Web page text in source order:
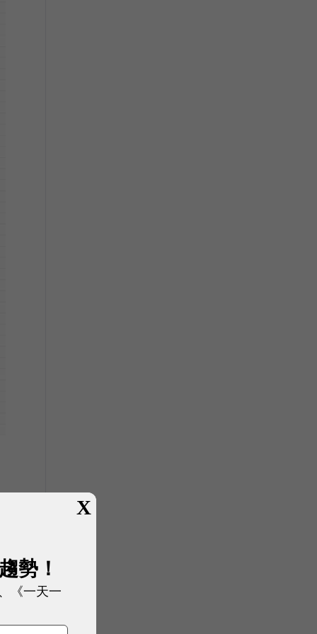
X
勢！
《一天一